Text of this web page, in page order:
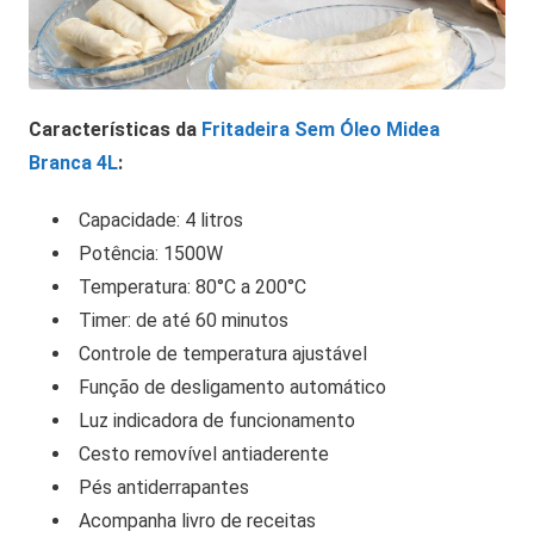
Características da Fritadeira Sem Óleo Midea
Branca 4L:
Capacidade: 4 litros
Potência: 1500W
Temperatura: 80°C a 200°C
Timer: de até 60 minutos
Controle de temperatura ajustável
Função de desligamento automático
Luz indicadora de funcionamento
Cesto removível antiaderente
Pés antiderrapantes
Acompanha livro de receitas